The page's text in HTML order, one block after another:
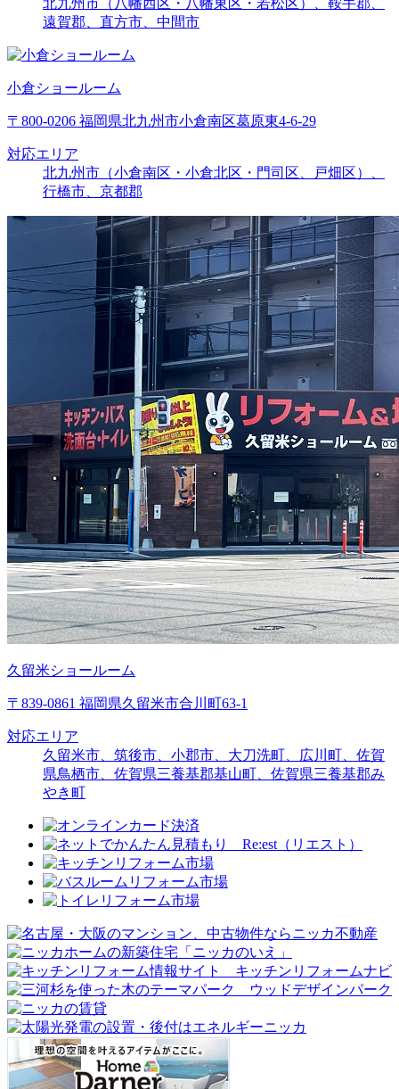
北九州市（八幡西区・八幡東区・若松区）、鞍手郡、
遠賀郡、直方市、中間市
小倉ショールーム
〒800-0206 福岡県北九州市小倉南区葛原東4-6-29
対応エリア
北九州市（小倉南区・小倉北区・門司区、戸畑区）、
行橋市、京都郡
久留米ショールーム
〒839-0861 福岡県久留米市合川町63-1
対応エリア
久留米市、筑後市、小郡市、大刀洗町、広川町、佐賀
県鳥栖市、佐賀県三養基郡基山町、佐賀県三養基郡み
やき町